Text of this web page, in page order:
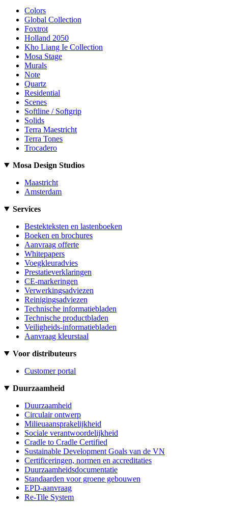
Colors
Global Collection
Foxtrot
Holland 2050
Kho Liang Ie Collection
Mosa Stage
Murals
Note
Quartz
Residential
Scenes
Softline / Softgrip
Solids
Terra Maestricht
Terra Tones
Trocadero
Mosa Design Studios
Maastricht
Amsterdam
Services
Bestekteksten en lastenboeken
Boeken en brochures
Aanvraag offerte
Whitepapers
Voegkleuradvies
Prestatieverklaringen
CE-markeringen
Verwerkingsadviezen
Reinigingsadviezen
Technische informatiebladen
Technische productbladen
Veiligheids-informatiebladen
Aanvraag kleurstaal
Voor distributeurs
Customer portal
Duurzaamheid
Duurzaamheid
Circulair ontwerp
Milieuaansprakelijkheid
Sociale verantwoordelijkheid
Cradle to Cradle Certified
Sustainable Development Goals van de VN
Certificeringen, normen en accreditaties
Duurzaamheidsdocumentatie
Standaarden voor groene gebouwen
EPD-aanvraag
Re-Tile System